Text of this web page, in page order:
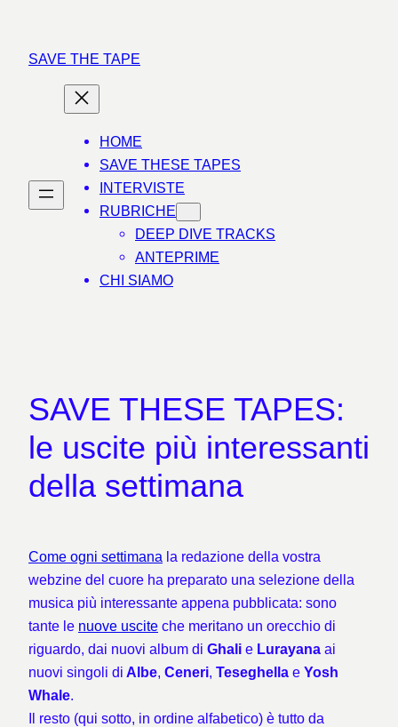
contenuto
SAVE THE TAPE
HOME
SAVE THESE TAPES
INTERVISTE
RUBRICHE
DEEP DIVE TRACKS
ANTEPRIME
CHI SIAMO
SAVE THESE TAPES:
le uscite più interessanti
della settimana
Come ogni settimana la redazione della vostra
webzine del cuore ha preparato una selezione della
musica più interessante appena pubblicata: sono
tante le nuove uscite che meritano un orecchio di
riguardo, dai nuovi album di Ghali e Lurayana ai
nuovi singoli di Albe, Ceneri, Teseghella e Yosh
Whale.
Il resto (qui sotto, in ordine alfabetico) è tutto da